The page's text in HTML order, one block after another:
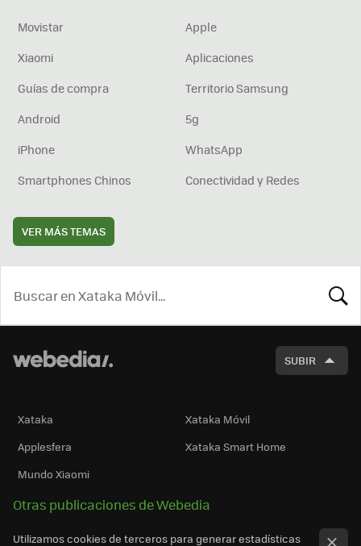
Movistar
Apple
Xiaomi
Aplicaciones
Guías de compra
Territorio Samsung
Android
5g
iPhone
WhatsApp
Smartphones Chinos
Conectividad y Redes
VER MÁS TEMAS
SUBIR
Xataka
Xataka Móvil
Applesfera
Xataka Smart Home
Mundo Xiaomi
Otras publicaciones de Webedia
Utilizamos cookies de terceros para generar estadísticas